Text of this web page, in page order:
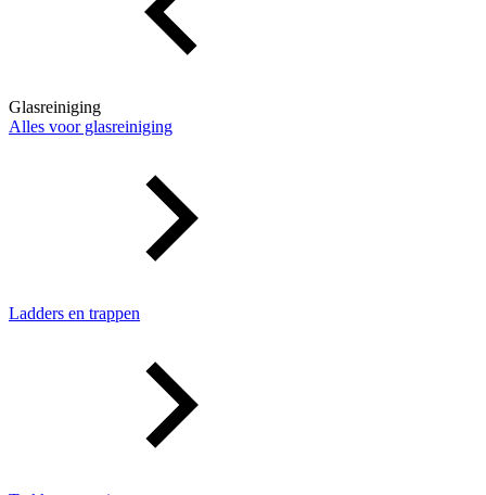
Glasreiniging
Alles voor glasreiniging
Ladders en trappen